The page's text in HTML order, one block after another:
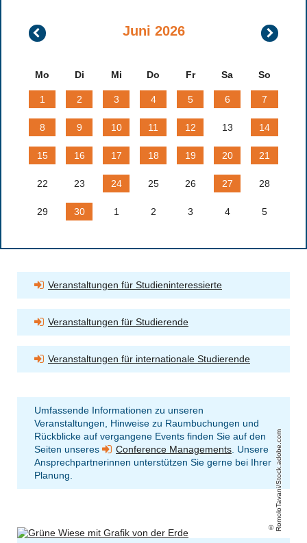
Mai
2026
Juni 2026
Juli
2026
Mo Di Mi Do Fr Sa So
1 2 3 4 5 6 7
8 9 10 11 12 13 14
15 16 17 18 19 20 21
22 23 24 25 26 27 28
29 30 1 2 3 4 5
Veranstaltungen für Studieninteressierte
Veranstaltungen für Studierende
Veranstaltungen für internationale Studierende
Umfassende Informationen zu unseren
Veranstaltungen, Hinweise zu Raumbuchungen und
Rückblicke auf vergangene Events finden Sie auf den
Seiten unseres
Conference Managements . Unsere
Ansprechpartnerinnen unterstützen Sie gerne bei Ihrer
Planung.
RomoloTavani/Stock.adobe.com